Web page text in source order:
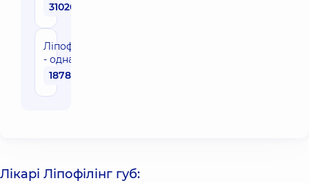
31020 грн
Ліпофіллінг
- одна губа
18780 грн
Лікарі Ліпофілінг губ: